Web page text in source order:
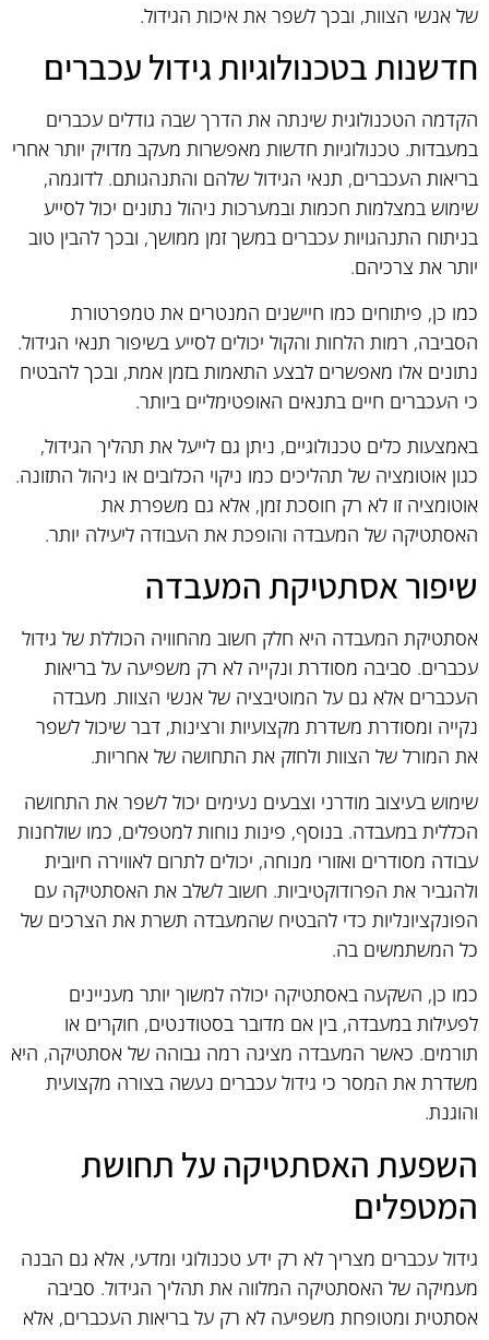
של אנשי הצוות, ובכך לשפר את איכות הגידול.
חדשנות בטכנולוגיות גידול עכברים
הקדמה הטכנולוגית שינתה את הדרך שבה גודלים עכברים
במעבדות. טכנולוגיות חדשות מאפשרות מעקב מדויק יותר אחרי
בריאות העכברים, תנאי הגידול שלהם והתנהגותם. לדוגמה,
שימוש במצלמות חכמות ובמערכות ניהול נתונים יכול לסייע
בניתוח התנהגויות עכברים במשך זמן ממושך, ובכך להבין טוב
יותר את צרכיהם.
כמו כן, פיתוחים כמו חיישנים המנטרים את טמפרטורת
הסביבה, רמות הלחות והקול יכולים לסייע בשיפור תנאי הגידול.
נתונים אלו מאפשרים לבצע התאמות בזמן אמת, ובכך להבטיח
כי העכברים חיים בתנאים האופטימליים ביותר.
באמצעות כלים טכנולוגיים, ניתן גם לייעל את תהליך הגידול,
כגון אוטומציה של תהליכים כמו ניקוי הכלובים או ניהול התזונה.
אוטומציה זו לא רק חוסכת זמן, אלא גם משפרת את
האסתטיקה של המעבדה והופכת את העבודה ליעילה יותר.
שיפור אסתטיקת המעבדה
אסתטיקת המעבדה היא חלק חשוב מהחוויה הכוללת של גידול
עכברים. סביבה מסודרת ונקייה לא רק משפיעה על בריאות
העכברים אלא גם על המוטיבציה של אנשי הצוות. מעבדה
נקייה ומסודרת משדרת מקצועיות ורצינות, דבר שיכול לשפר
את המורל של הצוות ולחזק את התחושה של אחריות.
שימוש בעיצוב מודרני וצבעים נעימים יכול לשפר את התחושה
הכללית במעבדה. בנוסף, פינות נוחות למטפלים, כמו שולחנות
עבודה מסודרים ואזורי מנוחה, יכולים לתרום לאווירה חיובית
ולהגביר את הפרודוקטיביות. חשוב לשלב את האסתטיקה עם
הפונקציונליות כדי להבטיח שהמעבדה תשרת את הצרכים של
כל המשתמשים בה.
כמו כן, השקעה באסתטיקה יכולה למשוך יותר מעניינים
לפעילות במעבדה, בין אם מדובר בסטודנטים, חוקרים או
תורמים. כאשר המעבדה מציגה רמה גבוהה של אסתטיקה, היא
משדרת את המסר כי גידול עכברים נעשה בצורה מקצועית
והוגנת.
השפעת האסתטיקה על תחושת
המטפלים
גידול עכברים מצריך לא רק ידע טכנולוגי ומדעי, אלא גם הבנה
מעמיקה של האסתטיקה המלווה את תהליך הגידול. סביבה
אסתטית ומטופחת משפיעה לא רק על בריאות העכברים, אלא